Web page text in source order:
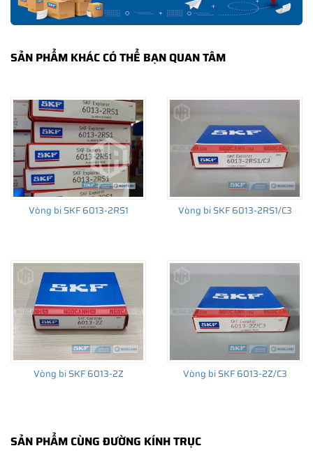
Tất cả các sản phẩm SKF chính hãng doSKF Ngọc Anh
phân
hành của nhà sản xuất.
CHÍNH HÃNG
Mua hàng tại các đại lý ủy quyền của SKF để yên tâm về nguồn
gốc của sản phẩm. Ngoài ra bạn cũng có thể tự kiểm tra và phân
biệt các sản phẩm SKF chính hãng bằng các cách sau:
✅Những cách phân biệt vòng bi SKF giả bằng mắt thường
✅SKF Authenticate, Phần mềm kiểm tra vòng bi SKF giả
✅ Cảnh báo của chuyên gia SKF về vòng bi SKF giả
THÔNG TIN HỮU ÍCH
SẢN PHẨM KHÁC CÓ THỂ BẠN QUAN TÂM
Vòng bi SKF 6013-2RS1 Vòng bi SKF 6013-2RS1/C3
Vòng bi SKF 6013-2Z Vòng bi SKF 6013-2Z/C3
SẢN PHẨM CÙNG ĐƯỜNG KÍNH TRỤC